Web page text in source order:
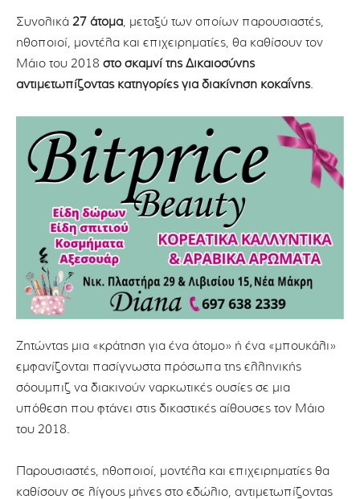
Συνολικά 27 άτομα, μεταξύ των οποίων παρουσιαστές,
ηθοποιοί, μοντέλα και επιχειρηματίες, θα καθίσουν τον
Μάιο του 2018 στο σκαμνί της Δικαιοσύνης
αντιμετωπίζοντας κατηγορίες για διακίνηση κοκαΐνης.
Ζητώντας μια «κράτηση για ένα άτομο» ή ένα «μπουκάλι»
εμφανίζονται πασίγνωστα πρόσωπα της ελληνικής
σόουμπιζ να διακινούν ναρκωτικές ουσίες σε μια
υπόθεση που φτάνει στις δικαστικές αίθουσες τον Μάιο
του 2018.
Παρουσιαστές, ηθοποιοί, μοντέλα και επιχειρηματίες θα
καθίσουν σε λίγους μήνες στο εδώλιο, αντιμετωπίζοντας